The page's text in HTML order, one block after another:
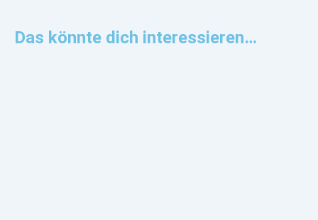
Das könnte dich interessieren…